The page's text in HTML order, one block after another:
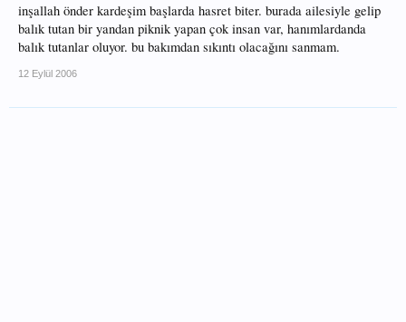
inşallah önder kardeşim başlarda hasret biter. burada ailesiyle gelip
balık tutan bir yandan piknik yapan çok insan var, hanımlardanda
balık tutanlar oluyor. bu bakımdan sıkıntı olacağını sanmam.
12 Eylül 2006